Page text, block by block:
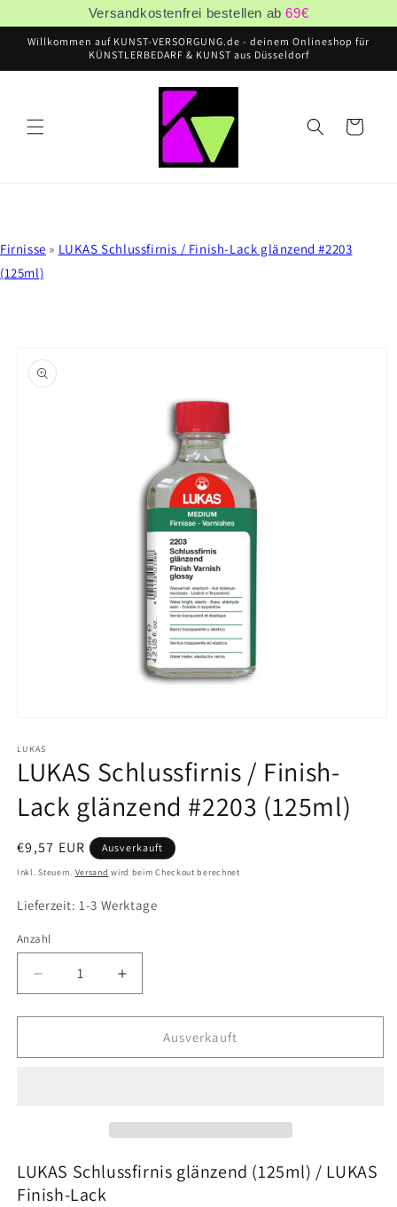
Versandkostenfrei bestellen ab69€
Inhalt
Willkommen auf KUNST-VERSORGUNG.de - deinem Onlineshop für
KÜNSTLERBEDARF & KUNST aus Düsseldorf
Warenkorb
Firnisse » LUKAS Schlussfirnis / Finish-Lack glänzend #2203
(125ml)
in
Modal
öffnen
LUKAS
LUKAS Schlussfirnis / Finish-
Lack glänzend #2203 (125ml)
Normaler
Preis
€9,57 EUR Ausverkauft
Inkl. Steuern. Versand wird beim Checkout berechnet
Lieferzeit: 1-3 Werktage
Anzahl
Verringere
die
Menge
LUKAS
#2203
(125ml)
Erhöhe
die
Menge
LUKAS
#2203
Ausverkauft
LUKAS Schlussfirnis glänzend (125ml) / LUKAS
Finish-Lack